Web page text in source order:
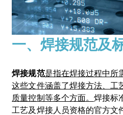
一、焊接规范及
焊接规范是指在焊接过程中所
这些文件涵盖了焊接方法、工
质量控制等多个方面。 焊接标
工艺及焊接人员资格的官方文